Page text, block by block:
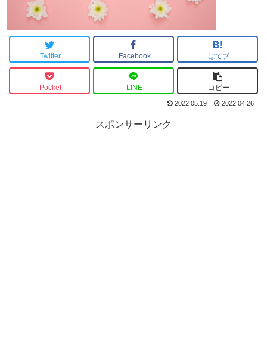
Twitter Facebook はてブ
Pocket LINE コピー
2022.05.19 2022.04.26
スポンサーリンク